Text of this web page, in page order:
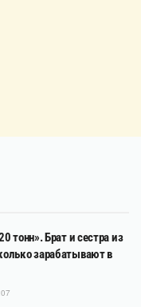
тонн». Брат и сестра из
зарабатывают в